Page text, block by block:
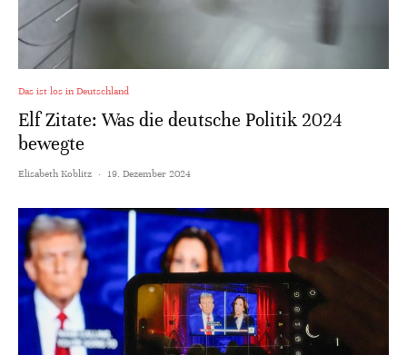
Das ist los in Deutschland
Elf Zitate: Was die deutsche Politik 2024
bewegte
Elisabeth Koblitz · 19. Dezember 2024